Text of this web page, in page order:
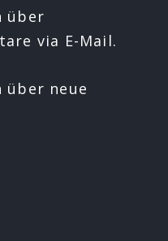
über
via E-Mail.
über neue